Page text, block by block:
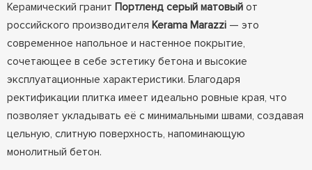
Керамический гранит Портленд серый матовыйот
российского производителя Kerama Marazzi— это
современное напольное и настенное покрытие,
сочетающее в себе эстетику бетона и высокие
эксплуатационные характеристики. Благодаря
ректификации плитка имеет идеально ровные края, что
позволяет укладывать её с минимальными швами, создавая
цельную, слитную поверхность, напоминающую
монолитный бетон.